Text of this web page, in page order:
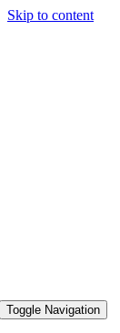
Skip to content
Toggle Navigation